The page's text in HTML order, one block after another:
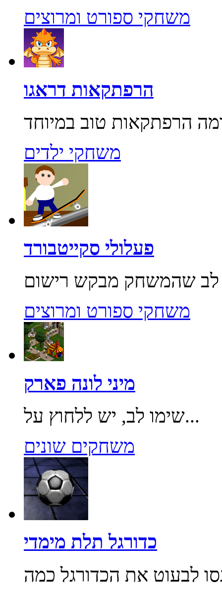
משחקי ספורט ומרוצים
הרפתקאות דראגו
משחקי ילדים
פעלולי סקייטבורד
משחקי ספורט ומרוצים
מיני לונה פארק
שימו לב, יש ללחוץ על...
משחקים שונים
כדורגל תלת מימדי